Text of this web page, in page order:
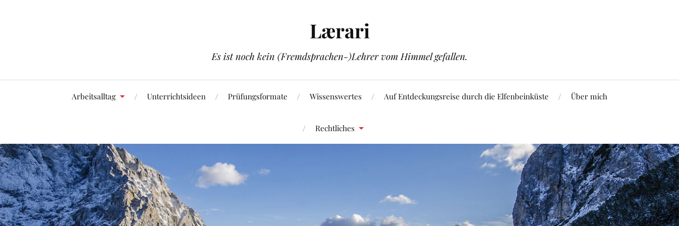
Lærari
Es ist noch kein (Fremdsprachen-)Lehrer vom Himmel gefallen.
Arbeitsalltag Unterrichtsideen Prüfungsformate Wissenswertes Auf Entdeckungsreise durch die Elfenbeinküste Über mich
Rechtliches